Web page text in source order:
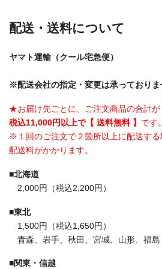
配送・送料について
ヤマト運輸（クール宅急便）
※配送会社の指定・変更は承っておりま
★お届け先ごとに、ご注文商品の合計が
税込11,000円以上で【 送料無料 】 です。
※１回のご注文で２箇所以上に配送す
配送料がかかります。
■北海道
2,000円（税込2,200円）
■東北
1,500円（税込1,650円）
青森、岩手、秋田、宮城、山形、福島
■関東・信越